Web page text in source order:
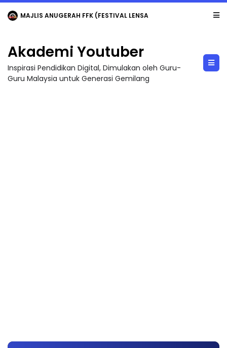
LIVE 🔴 [LIVE] MATEMATIK SR, WANG TAHUN 6 OLEH CIKGU ANITA #ALLINONE #141 #...
Akademi Youtuber
Inspirasi Pendidikan Digital, Dimulakan oleh Guru-
Guru Malaysia untuk Generasi Gemilang
Peraturan